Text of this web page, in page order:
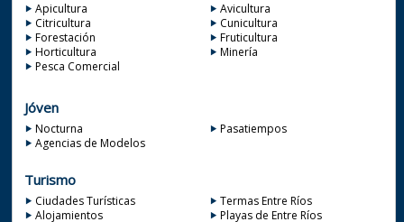
Apicultura
Avicultura
Citricultura
Cunicultura
Forestación
Fruticultura
Horticultura
Minería
Pesca Comercial
Jóven
Nocturna
Pasatiempos
Agencias de Modelos
Turismo
Ciudades Turísticas
Termas Entre Ríos
Alojamientos
Playas de Entre Ríos